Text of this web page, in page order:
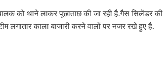
को थाने लाकर पूछाताछ की जा रही है.गैस सिलेंडर की
लगातार काला बाजारी करने वालों पर नजर रखे हुए है.